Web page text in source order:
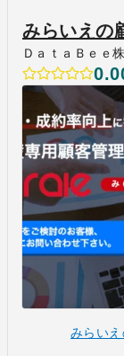
みらいえの
ＤａｔａＢｅｅ
みらい